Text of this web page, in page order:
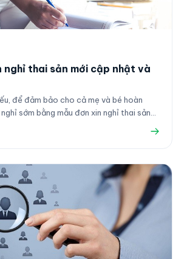
nghỉ thai sản mới cập nhật và
để đảm bảo cho cả mẹ và bé hoàn
sớm bằng mẫu đơn xin nghỉ thai sản